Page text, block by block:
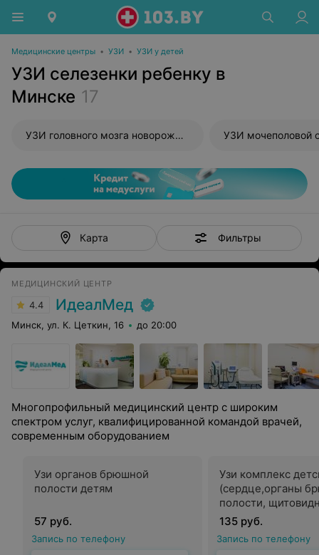
Медицинские центры • УЗИ • УЗИ у детей
УЗИ селезенки ребенку в
Минске 17
УЗИ головного мозга новорожденного УЗИ мочеполовой
Карта Фильтры
МЕДИЦИНСКИЙ ЦЕНТР
4.4 ИдеалМед
Минск, ул. К. Цеткин, 16 до 20:00
Многопрофильный медицинский центр с широким
спектром услуг, квалифицированной командой врачей,
современным оборудованием
Узи органов брюшной
полости детям
57 руб.
Запись по телефону
Узи комплекс
(сердце,органы
полости,
железа)
135 руб.
Запись по телефону